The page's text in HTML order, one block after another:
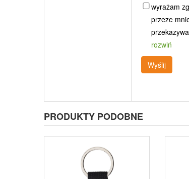
wyrażam
przeze
rozwiń
Wyślij
PRODUKTY PODOBNE